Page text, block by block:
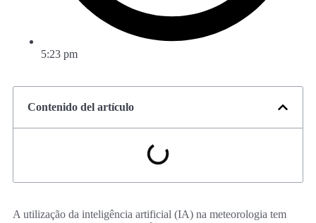
5:23 pm
Contenido del artículo
A utilização da inteligência artificial (IA) na meteorologia tem